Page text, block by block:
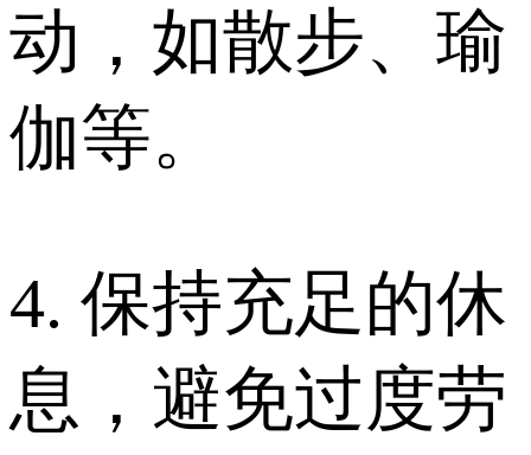
动，如散步、瑜
伽等。
4. 保持充足的休
息，避免过度劳